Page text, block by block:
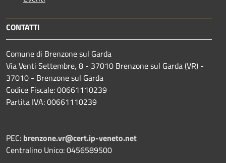
CONTATTI
Comune di Brenzone sul Garda
Via Venti Settembre, 8 - 37010 Brenzone sul Garda (VR) -
37010 - Brenzone sul Garda
Codice Fiscale: 00661110239
Partita IVA: 00661110239
PEC: brenzone.vr@cert.ip-veneto.net
Centralino Unico: 0456589500